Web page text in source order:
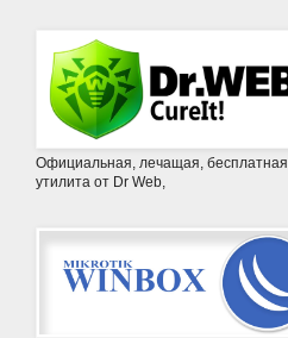
Официальная, лечащая, бесплатная
утилита от Dr Web,